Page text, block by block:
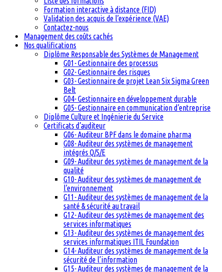
Formation interactive à distance (FID)
Validation des acquis de l’expérience (VAE)
Contactez-nous
Management des coûts cachés
Nos qualifications
Diplôme Responsable des Systèmes de Management
G01- Gestionnaire des processus
G02- Gestionnaire des risques
G03- Gestionnaire de projet Lean Six Sigma Green
Belt
G04- Gestionnaire en développement durable
G05- Gestionnaire en communication d’entreprise
Diplôme Culture et Ingénierie du Service
Certificats d’auditeur
G06- Auditeur BPF dans le domaine pharma
G08- Auditeur des systèmes de management
intégrés Q/S/E
G09- Auditeur des systèmes de management de la
qualité
G10- Auditeur des systèmes de management de
l’environnement
G11- Auditeur des systèmes de management de la
santé & sécurité au travail
G12- Auditeur des systèmes de management des
services informatiques
G13- Auditeur des systèmes de management des
services informatiques ITIL Foundation
G14- Auditeur des systèmes de management de la
sécurité de l’information
G15- Auditeur des systèmes de management de la